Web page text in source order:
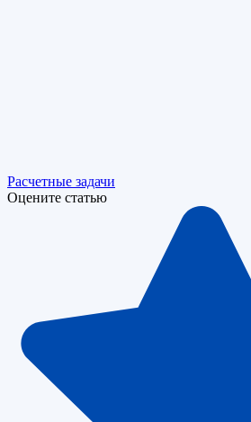
Расчетные задачи
Оцените статью